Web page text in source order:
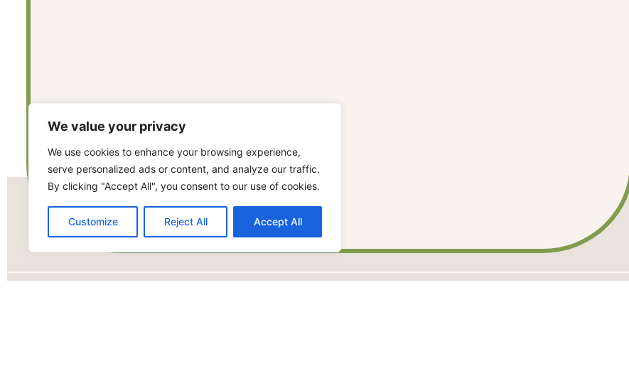
We value your privacy
We use cookies to enhance your browsing experience,
serve personalized ads or content, and analyze our traffic.
By clicking "Accept All", you consent to our use of cookies.
Customize Reject All Accept All